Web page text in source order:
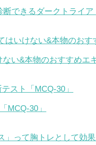
できるダークトライ
い&本物のおすすめ
MCQ-30」